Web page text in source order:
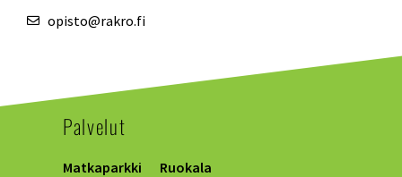
opisto@rakro.fi
Palvelut
Matkaparkki
Ruokala